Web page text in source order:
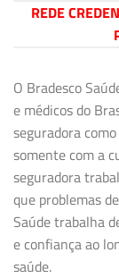
REDE
O Bradesco
e médicos do
seguradora
somente com a
seguradora
que problemas
Saúde trabalha
e confiança ao
saúde.